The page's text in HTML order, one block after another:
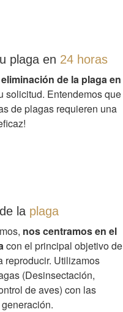
plaga en 24 horas
eliminación de la plaga en
solicitud. Entendemos que
de plagas requieren una
la plaga
nos centramos en el
con el principal objetivo de
reproducir. Utilizamos
(Desinsectación,
de aves) con las